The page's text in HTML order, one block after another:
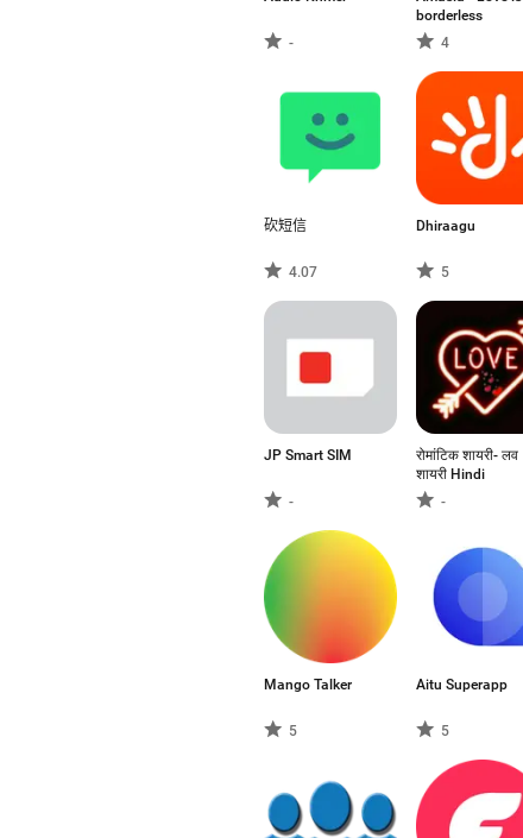
-
borderless
4
砍短信
4.07
Dhiraagu
5
JP Smart SIM
-
रोमांटिक शायरी- लव
शायरी Hindi
-
Mango Talker
5
Aitu Superapp
5